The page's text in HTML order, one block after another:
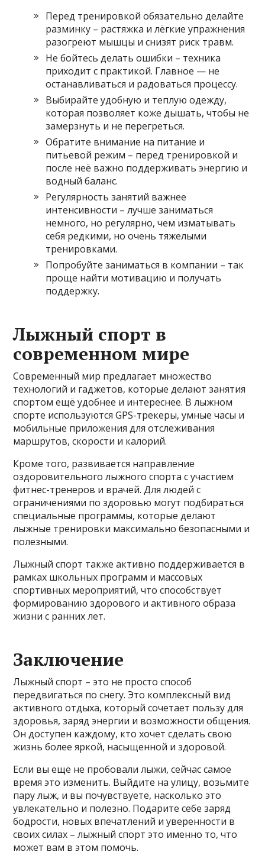
Перед тренировкой обязательно делайте
разминку – растяжка и лёгкие упражнения
разогреют мышцы и снизят риск травм.
Не бойтесь делать ошибки – техника
приходит с практикой. Главное — не
останавливаться и радоваться процессу.
Выбирайте удобную и теплую одежду,
которая позволяет коже дышать, чтобы не
замерзнуть и не перегреться.
Обратите внимание на питание и
питьевой режим – перед тренировкой и
после неё важно поддерживать энергию и
водный баланс.
Регулярность занятий важнее
интенсивности – лучше заниматься
немного, но регулярно, чем изматывать
себя редкими, но очень тяжелыми
тренировками.
Попробуйте заниматься в компании – так
проще найти мотивацию и получать
поддержку.
Лыжный спорт в
современном мире
Современный мир предлагает множество
технологий и гаджетов, которые делают занятия
спортом ещё удобнее и интереснее. В лыжном
спорте используются GPS-трекеры, умные часы и
мобильные приложения для отслеживания
маршрутов, скорости и калорий.
Кроме того, развивается направление
оздоровительного лыжного спорта с участием
фитнес-тренеров и врачей. Для людей с
ограничениями по здоровью могут подбираться
специальные программы, которые делают
лыжные тренировки максимально безопасными и
полезными.
Лыжный спорт также активно поддерживается в
рамках школьных программ и массовых
спортивных мероприятий, что способствует
формированию здорового и активного образа
жизни с ранних лет.
Заключение
Лыжный спорт – это не просто способ
передвигаться по снегу. Это комплексный вид
активного отдыха, который сочетает пользу для
здоровья, заряд энергии и возможности общения.
Он доступен каждому, кто хочет сделать свою
жизнь более яркой, насыщенной и здоровой.
Если вы ещё не пробовали лыжи, сейчас самое
время это изменить. Выйдите на улицу, возьмите
пару лыж, и вы почувствуете, насколько это
увлекательно и полезно. Подарите себе заряд
бодрости, новых впечатлений и уверенности в
своих силах – лыжный спорт это именно то, что
может вам в этом помочь.